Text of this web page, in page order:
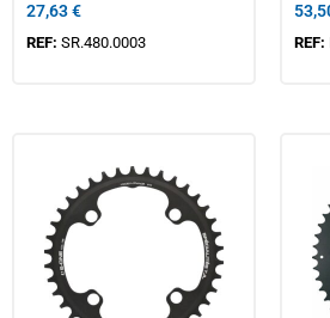
27,63€
REF: SR.480.0003 REF: